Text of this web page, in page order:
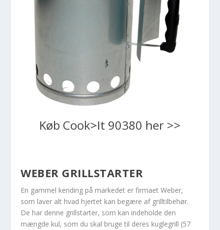
Køb Cook>It 90380 her >>
WEBER GRILLSTARTER
En gammel kending på markedet er firmaet Weber,
som laver alt hvad hjertet kan begære af grilltilbehør.
De har denne grillstarter, som kan indeholde den
mængde kul, som du skal bruge til deres kuglegrill (57